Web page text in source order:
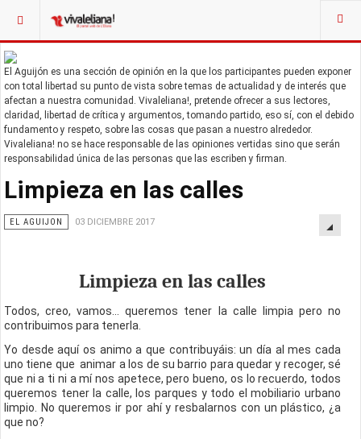
El Aguijón es una sección de opinión en la que los participantes pueden exponer
con total libertad su punto de vista sobre temas de actualidad y de interés que
afectan a nuestra comunidad. Vivaleliana!, pretende ofrecer a sus lectores,
claridad, libertad de crítica y argumentos, tomando partido, eso sí, con el debido
fundamento y respeto, sobre las cosas que pasan a nuestro alrededor.
Vivaleliana! no se hace responsable de las opiniones vertidas sino que serán
responsabilidad única de las personas que las escriben y firman.
Limpieza en las calles
EL AGUIJON 03 DICIEMBRE 2017
Limpieza en las calles
Todos, creo, vamos... queremos tener la calle limpia pero no
contribuimos para tenerla.
Yo desde aquí os animo a que contribuyáis: un día al mes cada
uno tiene que animar a los de su barrio para quedar y recoger, sé
que ni a ti ni a mí nos apetece, pero bueno, os lo recuerdo, todos
queremos tener la calle, los parques y todo el mobiliario urbano
limpio. No queremos ir por ahí y resbalarnos con un plástico, ¿a
que no?